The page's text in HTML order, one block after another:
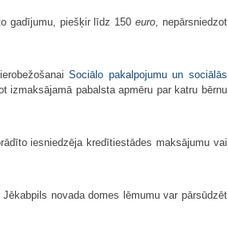
gadījumu, piešķir līdz 150euro , nepārsniedzot
Sociālo pakalpojumu un sociālās
izmaksājamā pabalsta apmēru par katru bērnu
iesniedzēja kredītiestādes maksājumu vai
novada domes lēmumu var pārsūdzēt